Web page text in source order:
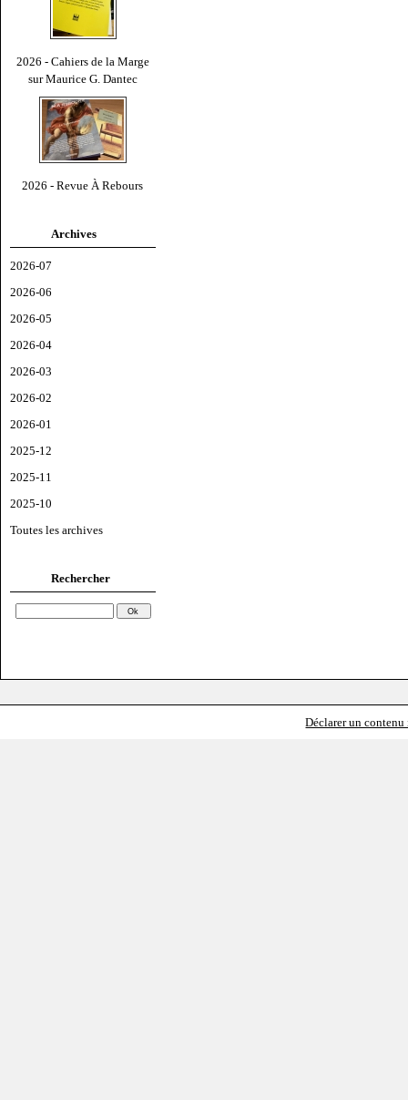
2026 - Cahiers de la Marge
sur Maurice G. Dantec
2026 - Revue À Rebours
Archives
2026-07
2026-06
2026-05
2026-04
2026-03
2026-02
2026-01
2025-12
2025-11
2025-10
Toutes les archives
Rechercher
Déclarer un